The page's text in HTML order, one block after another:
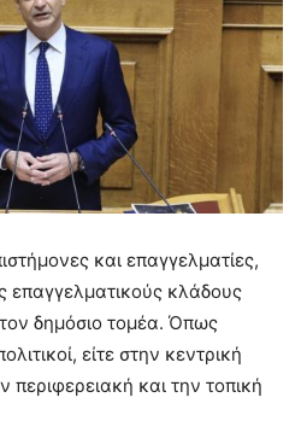
και επαγγελματίες,
επαγγελματικούς κλάδους
δημόσιο τομέα. Όπως
είτε στην κεντρική
περιφερειακή και την τοπική